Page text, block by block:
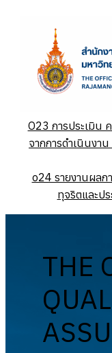
O23 การประเมิน
จากการดำเนินงา
o24 รายงานผลก
ทุจริตและป
THE